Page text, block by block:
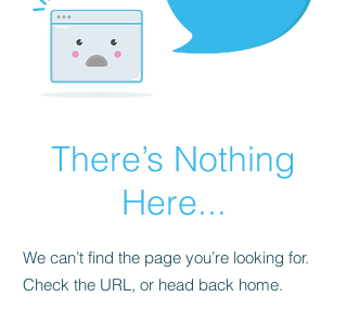
There’s Nothing
Here...
We can’t find the page you’re looking for.
Check the URL, or head back home.